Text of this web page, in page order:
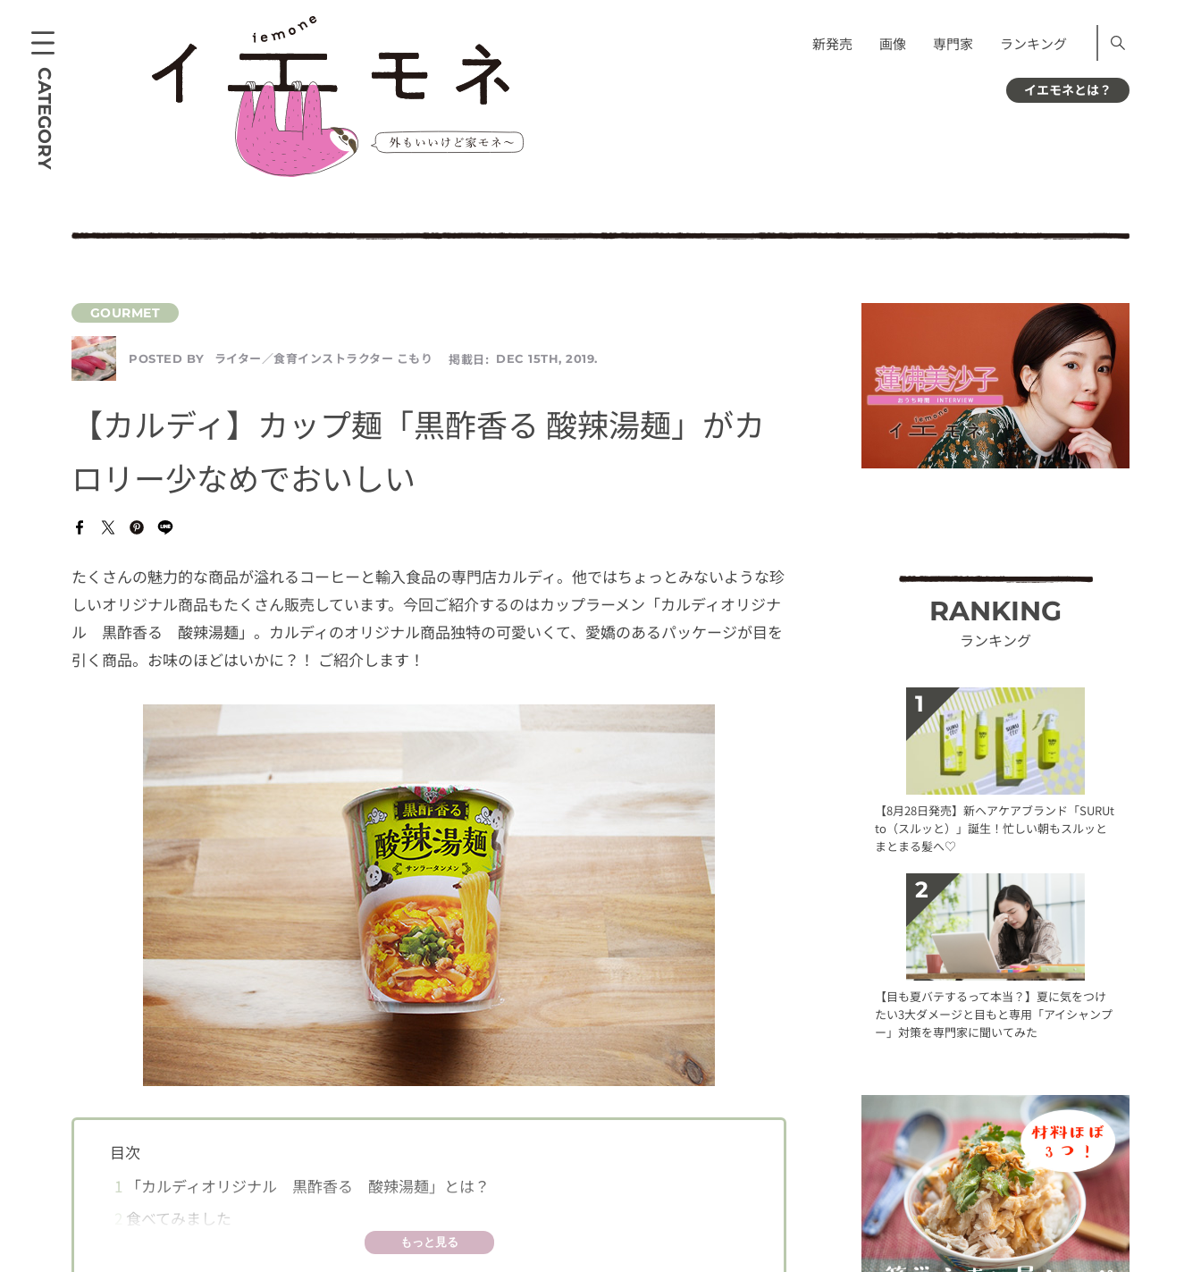
CATEGORY
新発売 画像 専門家 ランキング
イエモネとは？
POSTED BY ライター／食育インストラクター こもり 掲載日: DEC 15TH, 2019.
【カルディ】カップ麺「黒酢香る 酸辣湯麺」がカ
ロリー少なめでおいしい
たくさんの魅力的な商品が溢れるコーヒーと輸入食品の専門店カルディ。他ではちょっとみないような珍
しいオリジナル商品もたくさん販売しています。今回ご紹介するのはカップラーメン「カルディオリジナ
ル 黒酢香る 酸辣湯麺」。カルディのオリジナル商品独特の可愛いくて、愛嬌のあるパッケージが目を
引く商品。お味のほどはいかに？！ ご紹介します！
目次
1
「カルディオリジナル 黒酢香る 酸辣湯麺」とは？
2 食べてみました
もっと見る
RANKING
ランキング
【8月28日発売】新ヘアケアブランド「SURUt
to（スルッと）」誕生！忙しい朝もスルッと
まとまる髪へ♡
【目も夏バテするって本当？】夏に気をつけ
たい3大ダメージと目もと専用「アイシャンプ
ー」対策を専門家に聞いてみた